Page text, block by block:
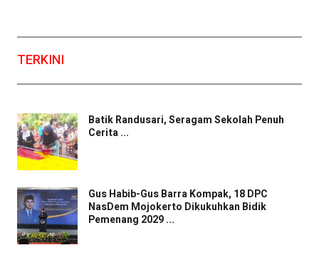
TERKINI
Batik Randusari, Seragam Sekolah Penuh
Cerita ...
Gus Habib-Gus Barra Kompak, 18 DPC
NasDem Mojokerto Dikukuhkan Bidik
Pemenang 2029 ...